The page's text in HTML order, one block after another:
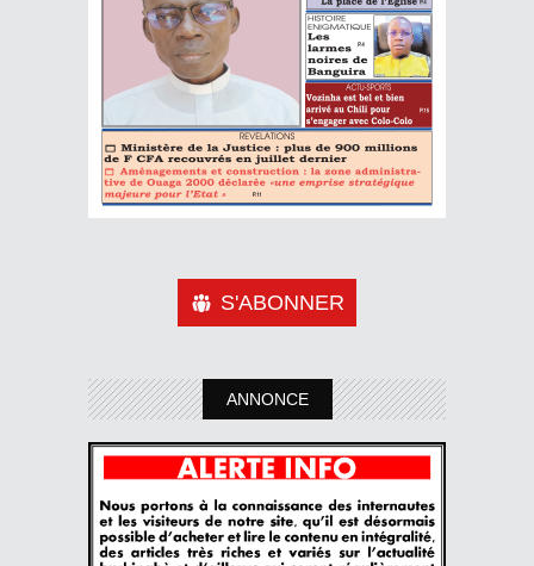
S'ABONNER
ANNONCE